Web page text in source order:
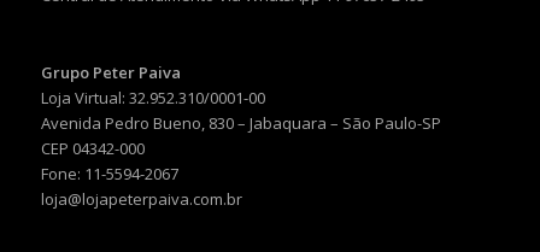
Grupo Peter Paiva
Loja Virtual: 32.952.310/0001-00
Avenida Pedro Bueno, 830 – Jabaquara – São Paulo-SP
CEP 04342-000
Fone: 11-5594-2067
loja@lojapeterpaiva.com.br